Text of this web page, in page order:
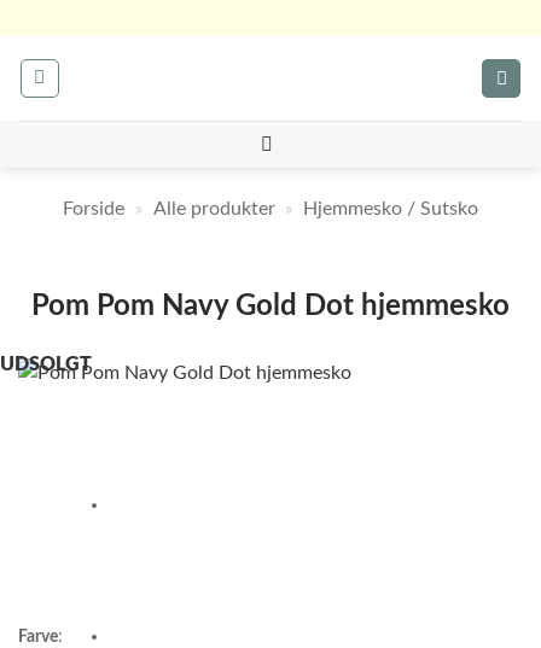
indhold
Forside » Alle produkter » Hjemmesko / Sutsko
Pom Pom Navy Gold Dot hjemmesko
UDSOLGT
Farve: